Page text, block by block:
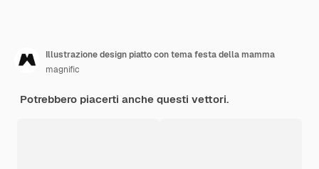
Illustrazione design piatto con tema festa della mamma
magnific
Potrebbero piacerti anche questi vettori.